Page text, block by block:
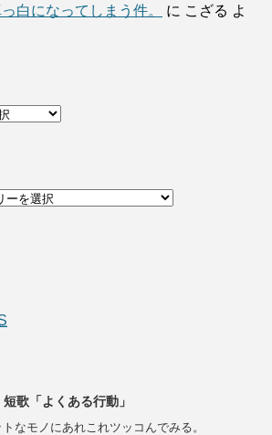
白になってしまう件。
に こざる よ
短歌「よくある行動」
なモノにあれこれツッコんでみる。